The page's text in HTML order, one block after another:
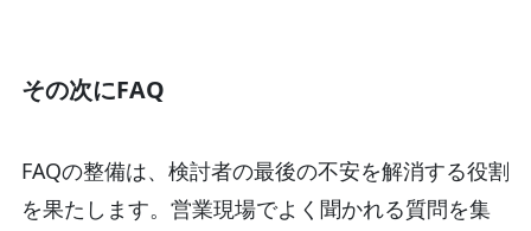
その次にFAQ
FAQの整備は、検討者の最後の不安を解消する役割
を果たします。営業現場でよく聞かれる質問を集